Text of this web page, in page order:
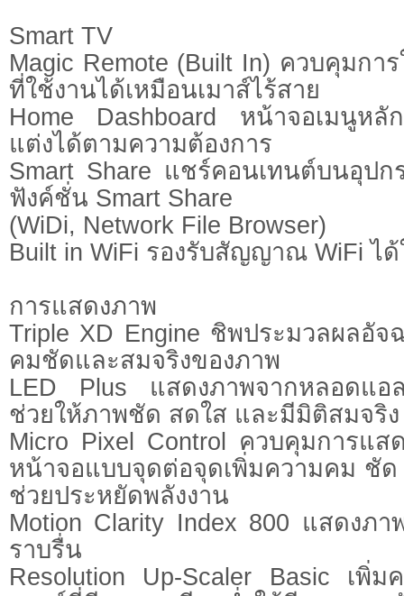
Smart TV
Magic Remote (Built In) ควบคุมกา
ที่ใช้งานได้เหมือนเมาส์ไร้สาย
Home Dashboard หน้าจอเมนูหลั
แต่งได้ตามความต้องการ
Smart Share แชร์คอนเทนต์บนอุป
ฟังค์ชั่น Smart Share
(WiDi, Network File Browser)
Built in WiFi รองรับสัญญาณ WiFi ไ
การแสดงภาพ
Triple XD Engine ชิพประมวลผลอัจ
คมชัดและสมจริงของภาพ
LED Plus แสดงภาพจากหลอดแอล
ช่วยให้ภาพชัด สดใส และมีมิติสมจริง
Micro Pixel Control ควบคุมการแส
หน้าจอแบบจุดต่อจุดเพิ่มความคม ชัด
ช่วยประหยัดพลังงาน
Motion Clarity Index 800 แสดงภา
ราบรื่น
Resolution Up-Scaler Basic เพิ่ม